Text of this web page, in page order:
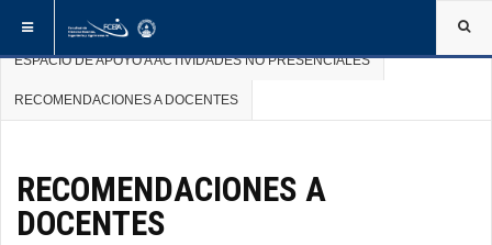
ESTÁ AQUÍ: INICIO
ESPACIO DE APOYO A ACTIVIDADES NO PRESENCIALES
RECOMENDACIONES A DOCENTES
RECOMENDACIONES A
DOCENTES